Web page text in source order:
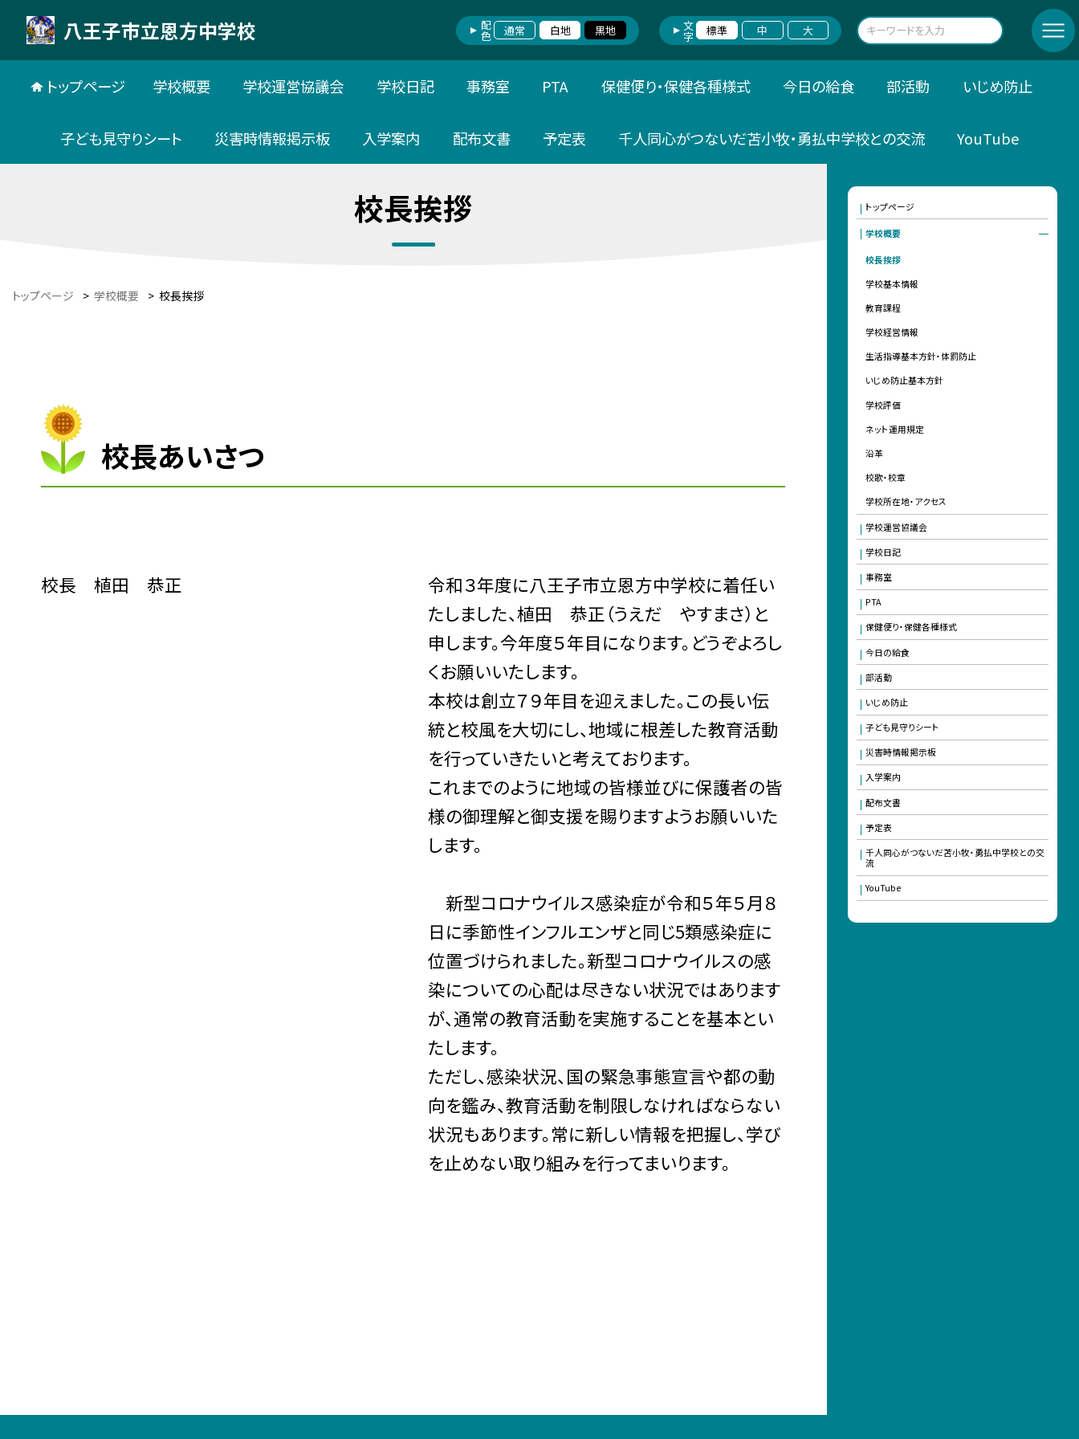
八王子市立恩方中学校 配色 通常 白地 黒地 文字 標準 中 大
トップページ 学校概要 学校運営協議会 学校日記 事務室 PTA 保健便り・保健各種様式 今日の給食 部活動 いじめ防止
子ども見守りシート 災害時情報掲示板 入学案内 配布文書 予定表 千人同心がつないだ苫小牧・勇払中学校との交流 YouTube
校長挨拶
トップページ > 学校概要 > 校長挨拶
校長あいさつ
校長 植田 恭正
令和３年度に八王子市立恩方中学校に着任い
たしました、植田 恭正（うえだ やすまさ）と
申します。今年度５年目になります。どうぞよろし
くお願いいたします。
本校は創立７９年目を迎えました。この長い伝
統と校風を大切にし、地域に根差した教育活動
を行っていきたいと考えております。
これまでのように地域の皆様並びに保護者の皆
様の御理解と御支援を賜りますようお願いいた
します。
新型コロナウイルス感染症が令和５年５月８
日に季節性インフルエンザと同じ5類感染症に
位置づけられました。新型コロナウイルスの感
染についての心配は尽きない状況ではあります
が、通常の教育活動を実施することを基本とい
たします。
ただし、感染状況、国の緊急事態宣言や都の動
向を鑑み、教育活動を制限しなければならない
状況もあります。常に新しい情報を把握し、学び
を止めない取り組みを行ってまいります。
トップページ
学校概要
校長挨拶
学校基本情報
教育課程
学校経営情報
生活指導基本方針・体罰防止
いじめ防止基本方針
学校評価
ネット運用規定
沿革
校歌・校章
学校所在地・アクセス
学校運営協議会
学校日記
事務室
PTA
保健便り・保健各種様式
今日の給食
部活動
いじめ防止
子ども見守りシート
災害時情報掲示板
入学案内
配布文書
予定表
千人同心がつないだ苫小牧・勇払中学校との交
流
YouTube